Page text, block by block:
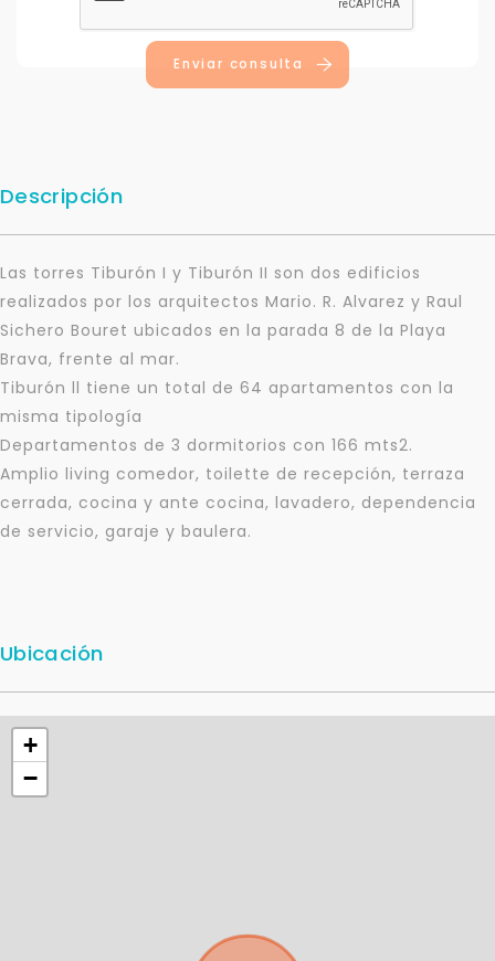
Enviar consulta
Descripción
Las torres Tiburón I y Tiburón II son dos edificios
realizados por los arquitectos Mario. R. Alvarez y Raul
Sichero Bouret ubicados en la parada 8 de la Playa
Brava, frente al mar.
Tiburón ll tiene un total de 64 apartamentos con la
misma tipología
Departamentos de 3 dormitorios con 166 mts2.
Amplio living comedor, toilette de recepción, terraza
cerrada, cocina y ante cocina, lavadero, dependencia
de servicio, garaje y baulera.
Ubicación
+
−